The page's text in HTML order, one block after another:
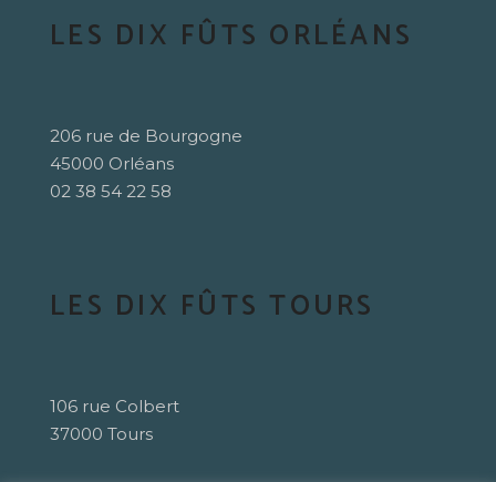
LES DIX FÛTS ORLÉANS
206 rue de Bourgogne
45000 Orléans
02 38 54 22 58
LES DIX FÛTS TOURS
106 rue Colbert
37000 Tours